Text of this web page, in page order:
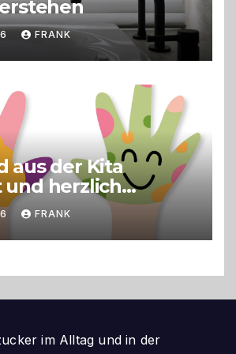
FRANK
aus der Kita
und herzlich
FRANK
im Alltag und in der